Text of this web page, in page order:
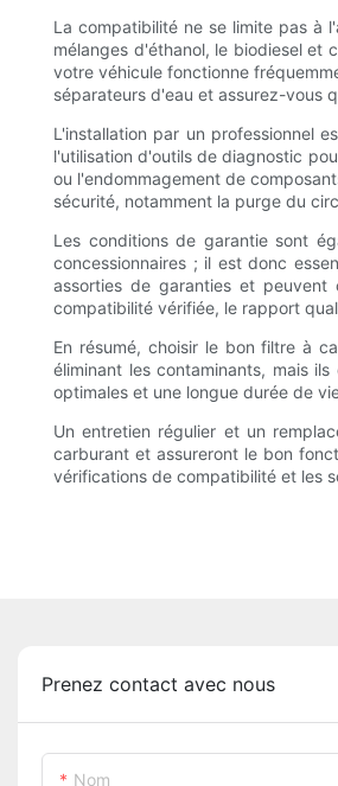
La compatibilité ne se limite pas à
mélanges d'éthanol, le biodiesel et
votre véhicule fonctionne
séparateurs d'eau et assurez-vous
L'installation par un professionnel
l'utilisation d'outils de diagnostic
ou l'endommagement de
sécurité, notamment la purge du
Les conditions de garantie sont
concessionnaires ; il est donc
assorties de garanties et peuvent
compatibilité vérifiée, le rapport
En résumé, choisir le bon filtre à
éliminant les contaminants, mais
optimales et une longue durée de
Un entretien régulier et un
carburant et assureront le bon
vérifications de compatibilité et les
Prenez contact avec nous
Nom